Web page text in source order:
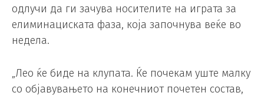
одлучи да ги зачува носителите на играта за
елиминациската фаза, која започнува веќе во
недела.
„Лео ќе биде на клупата. Ќе почекам уште малку
со објавувањето на конечниот почетен состав,